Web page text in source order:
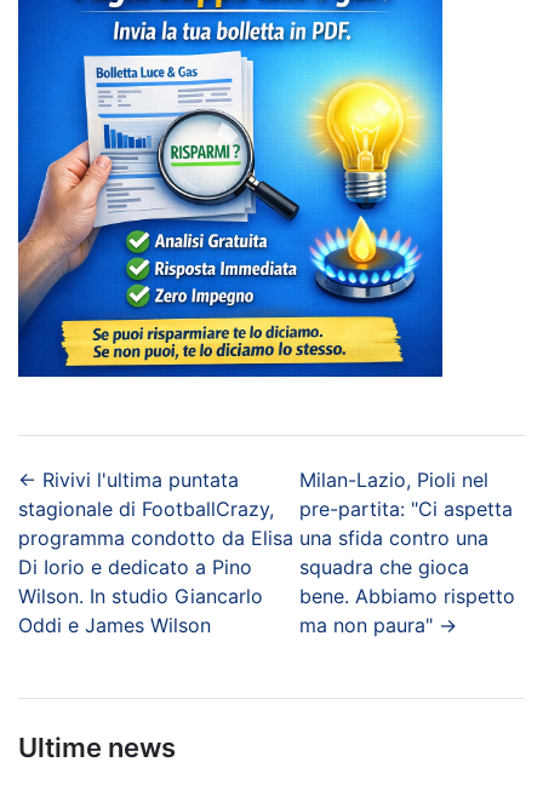
← Rivivi l'ultima puntata
stagionale di FootballCrazy,
programma condotto da Elisa
Di Iorio e dedicato a Pino
Wilson. In studio Giancarlo
Oddi e James Wilson
Milan-Lazio, Pioli nel
pre-partita: "Ci aspetta
una sfida contro una
squadra che gioca
bene. Abbiamo rispetto
ma non paura" →
Ultime news